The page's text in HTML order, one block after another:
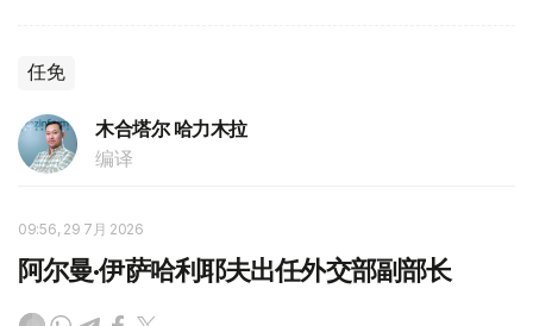
任免
木合塔尔 哈力木拉
编译
09:56, 29 7月 2026
阿尔曼·伊萨哈利耶夫出任外交部副部长